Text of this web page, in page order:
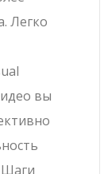
Легко
вы